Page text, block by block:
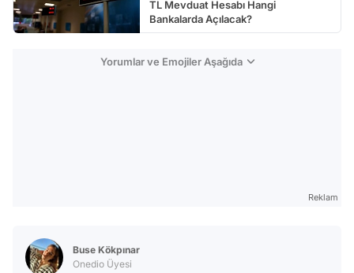
TL Mevduat Hesabı Hangi
Bankalarda Açılacak?
Yorumlar ve Emojiler Aşağıda
Reklam
Buse Kökpınar
Onedio Üyesi